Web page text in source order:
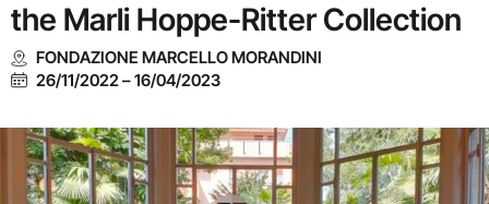
the Marli Hoppe-Ritter Collection
FONDAZIONE MARCELLO MORANDINI
26/11/2022–16/04/2023